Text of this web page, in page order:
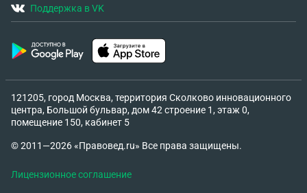
Поддержка в VK
121205, город Москва, территория Сколково инновационного
центра, Большой бульвар, дом 42 строение 1, этаж 0,
помещение 150, кабинет 5
© 2011—2026 «Правовед.ru» Все права защищены.
Лицензионное соглашение